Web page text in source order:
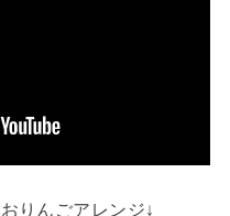
りんごアレンジ↓